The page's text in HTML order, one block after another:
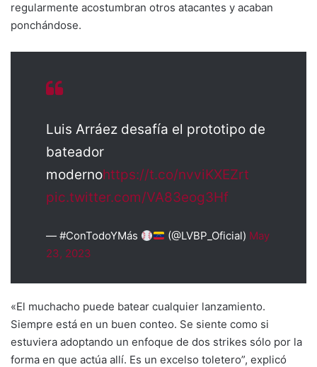
regularmente acostumbran otros atacantes y acaban
ponchándose.
Luis Arráez desafía el prototipo de
bateador
modernohttps://t.co/nvviKXEZrt
pic.twitter.com/VA83eog3Hf
— #ConTodoYMás (@LVBP_Oficial) May
23, 2023
«El muchacho puede batear cualquier lanzamiento.
Siempre está en un buen conteo. Se siente como si
estuviera adoptando un enfoque de dos strikes sólo por la
forma en que actúa allí. Es un excelso toletero”, explicó